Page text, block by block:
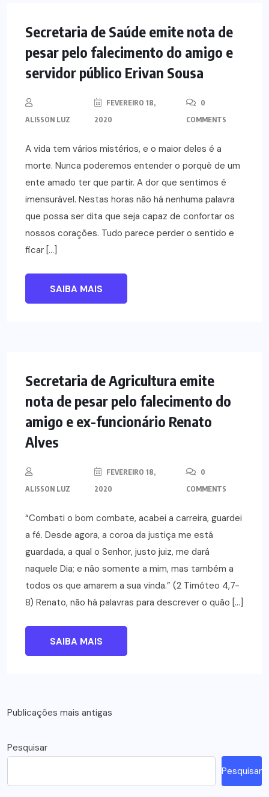
NOTÍCIAS
Secretaria de Saúde emite nota de
pesar pelo falecimento do amigo e
servidor público Erivan Sousa
ALISSON LUZ
FEVEREIRO 18,
2020
0
COMMENTS
A vida tem vários mistérios, e o maior deles é a
morte. Nunca poderemos entender o porquê de um
ente amado ter que partir. A dor que sentimos é
imensurável. Nestas horas não há nenhuma palavra
que possa ser dita que seja capaz de confortar os
nossos corações. Tudo parece perder o sentido e
ficar […]
SAIBA MAIS
NOTÍCIAS
Secretaria de Agricultura emite
nota de pesar pelo falecimento do
amigo e ex-funcionário Renato
Alves
ALISSON LUZ
FEVEREIRO 18,
2020
0
COMMENTS
“Combati o bom combate, acabei a carreira, guardei
a fé. Desde agora, a coroa da justiça me está
guardada, a qual o Senhor, justo juiz, me dará
naquele Dia; e não somente a mim, mas também a
todos os que amarem a sua vinda.” (2 Timóteo 4,7-
8) Renato, não há palavras para descrever o quão […]
SAIBA MAIS
Navegação
posts
Publicações mais antigas
Pesquisar
Pesquisar